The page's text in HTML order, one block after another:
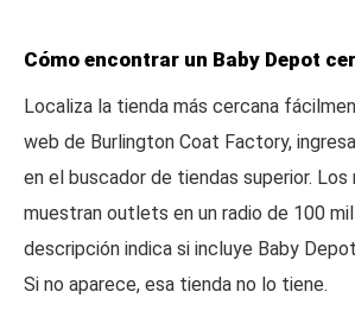
Cómo encontrar un Baby Depot
Localiza la tienda más cercana
web de Burlington Coat Factory,
en el buscador de tiendas superior.
muestran outlets en un radio de 100
descripción indica si incluye Baby
Si no aparece, esa tienda no lo tiene.